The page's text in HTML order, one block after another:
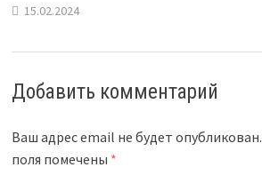
15.02.2024
Добавить комментарий
Ваш адрес email не будет опубликован.
поля помечены *